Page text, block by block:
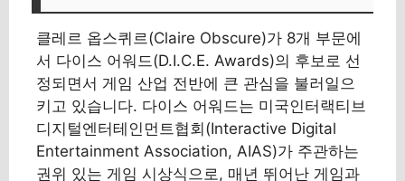
클레르 옵스퀴르(Claire Obscure)가 8개 부문에
서 다이스 어워드(D.I.C.E. Awards)의 후보로 선
정되면서 게임 산업 전반에 큰 관심을 불러일으
키고 있습니다. 다이스 어워드는 미국인터랙티브
디지털엔터테인먼트협회(Interactive Digital
Entertainment Association, AIAS)가 주관하는
권위 있는 게임 시상식으로, 매년 뛰어난 게임과